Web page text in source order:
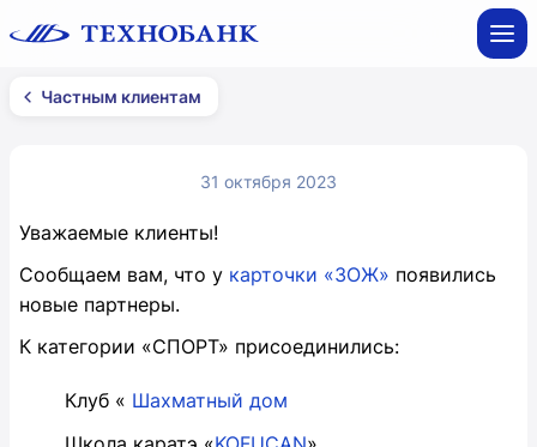
Частным клиентам
31 октября 2023
Уважаемые клиенты!
Сообщаем вам, что у карточки «ЗОЖ» появились
новые партнеры.
К категории «СПОРТ» присоединились:
Клуб « Шахматный дом